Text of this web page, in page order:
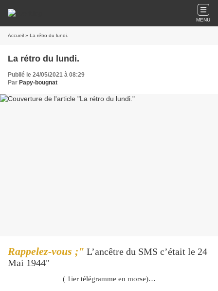
MENU
Accueil » La rétro du lundi.
La rétro du lundi.
Publié le 24/05/2021 à 08:29
Par Papy-bougnat
Rappelez-vous ;" L’ancêtre du SMS c’était le 24
Mai 1944"
( 1ier télégramme en morse)…